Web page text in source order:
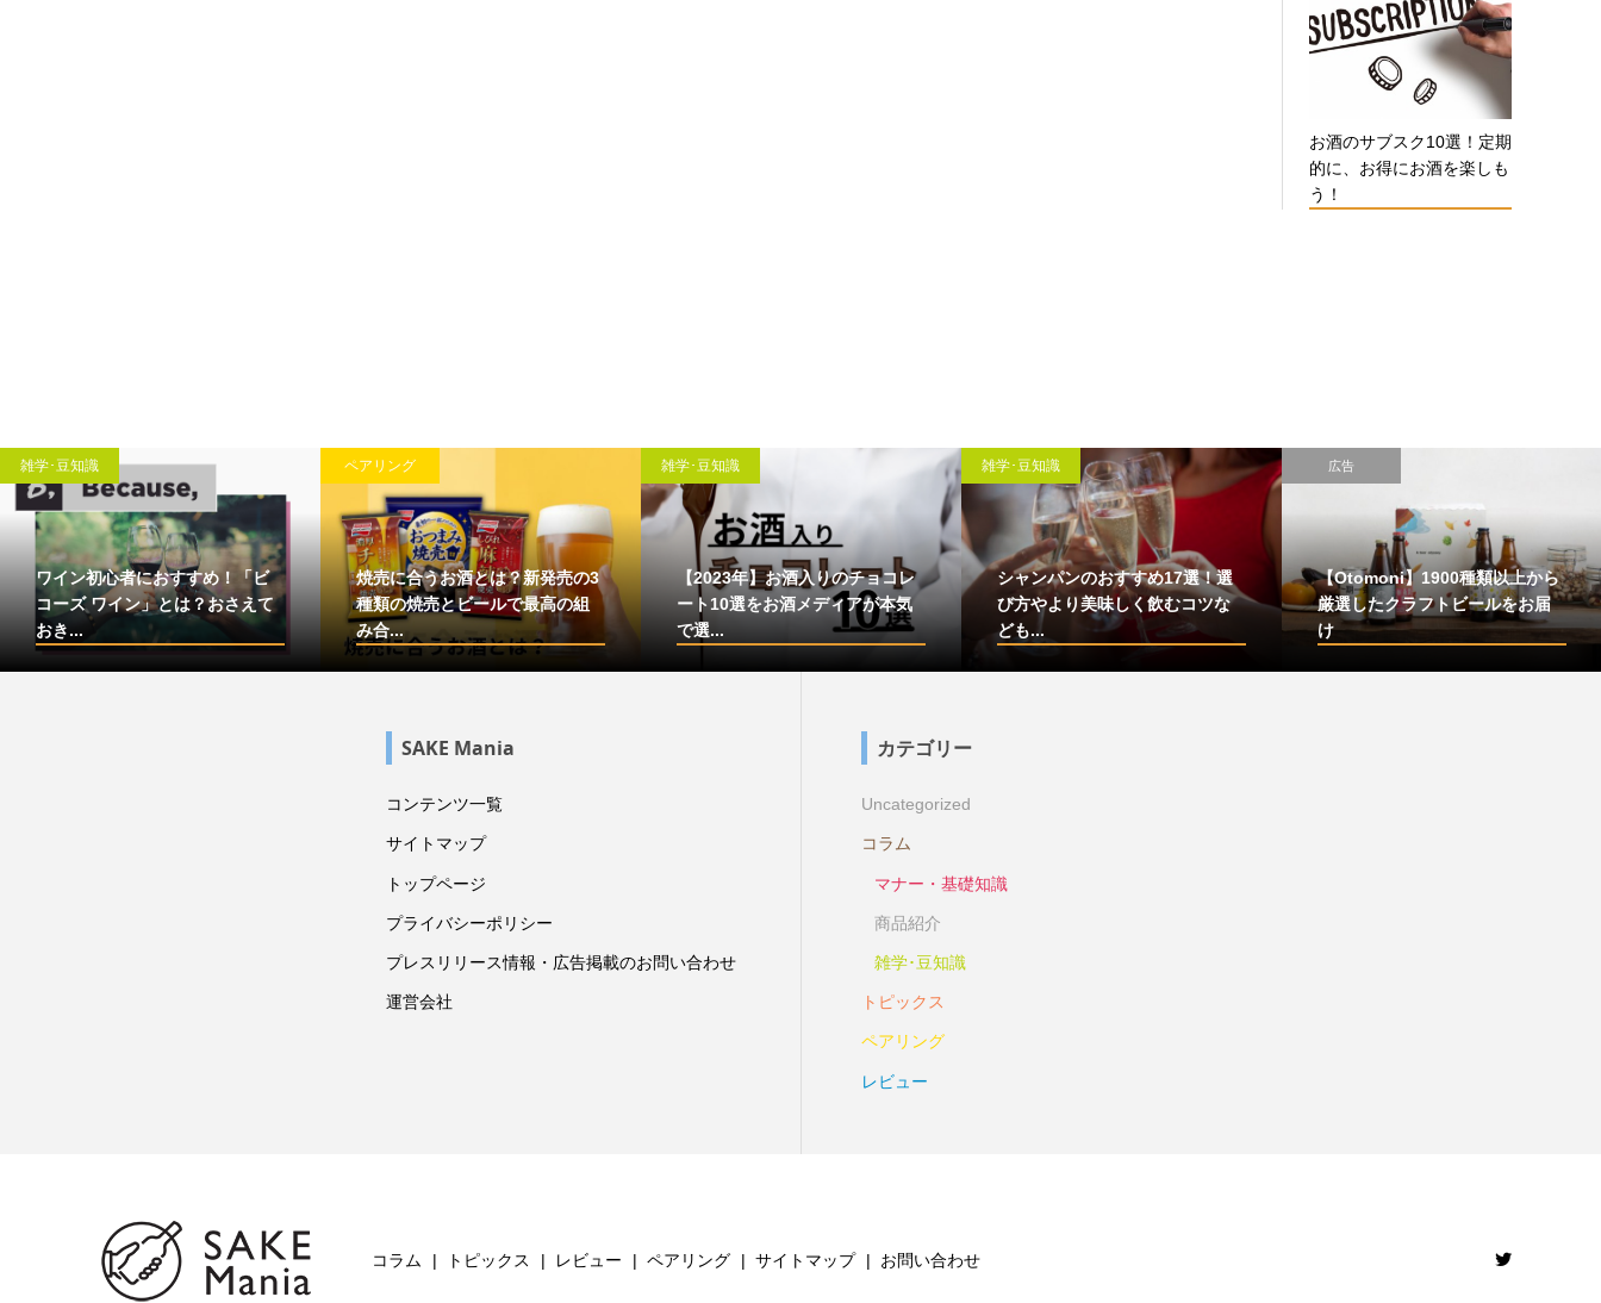
お酒のサブスク10選！定期
的に、お得にお酒を楽しも
う！
雑学･豆知識
ワイン初心者におすすめ！「ビ
コーズ ワイン」とは？おさえて
おき...
ペアリング
焼売に合うお酒とは？新発売の3
種類の焼売とビールで最高の組
み合...
雑学･豆知識
【2023年】お酒入りのチョコレ
ート10選をお酒メディアが本気
で選...
雑学･豆知識
シャンパンのおすすめ17選！選
び方やより美味しく飲むコツな
ども...
広告
【Otomoni】1900種類以上から
厳選したクラフトビールをお届
け
SAKE Mania
コンテンツ一覧
サイトマップ
トップページ
プライバシーポリシー
プレスリリース情報・広告掲載のお問い合わせ
運営会社
カテゴリー
Uncategorized
コラム
マナー・基礎知識
商品紹介
雑学･豆知識
トピックス
ペアリング
レビュー
コラム トピックス レビュー ペアリング サイトマップ お問い合わせ